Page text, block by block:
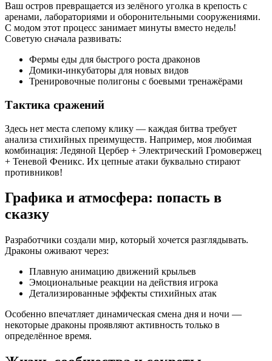
Ваш остров превращается из зелёного уголка в крепость с
аренами, лабораториями и оборонительными сооружениями.
С модом этот процесс занимает минуты вместо недель!
Советую сначала развивать:
Фермы еды для быстрого роста драконов
Домики-инкубаторы для новых видов
Тренировочные полигоны с боевыми тренажёрами
Тактика сражений
Здесь нет места слепому клику — каждая битва требует
анализа стихийных преимуществ. Например, моя любимая
комбинация: Ледяной Цербер + Электрический Громовержец
+ Теневой Феникс. Их цепные атаки буквально стирают
противников!
Графика и атмосфера: попасть в
сказку
Разработчики создали мир, который хочется разглядывать.
Драконы оживают через:
Плавную анимацию движений крыльев
Эмоциональные реакции на действия игрока
Детализированные эффекты стихийных атак
Особенно впечатляет динамическая смена дня и ночи —
некоторые драконы проявляют активность только в
определённое время.